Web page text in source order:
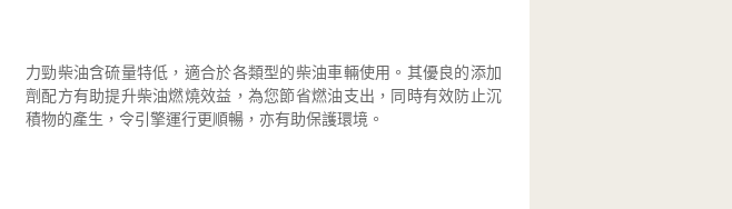
力勁柴油含硫量特低，適合於各類型的柴油車輛使用。其優良的添加
劑配方有助提升柴油燃燒效益，為您節省燃油支出，同時有效防止沉
積物的產生，令引擎運行更順暢，亦有助保護環境。